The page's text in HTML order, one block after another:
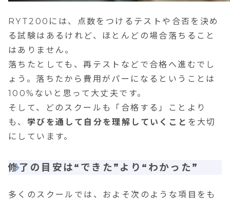
RYT200には、点数をつけるテストや合否を決め
る試験はあるけれど、ほとんどの場合落ちること
はありません。
落ちたとしても、再テストなどで合格へ進むでし
ょう。落ちたから費用がパーになるということは
100%ないと思って大丈夫です。
そして、どのスクールも「合格する」ことより
も、 学びを通して自分を理解していくこと を大切
にしています。
修了の目安は“できた”より“わかった”
多くのスクールでは、およそ次のような項目をも